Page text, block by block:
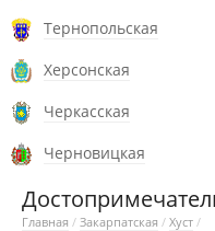
Тернопольская
Херсонская
Черкасская
Черновицкая
Главная / Закарпатская / Хуст /